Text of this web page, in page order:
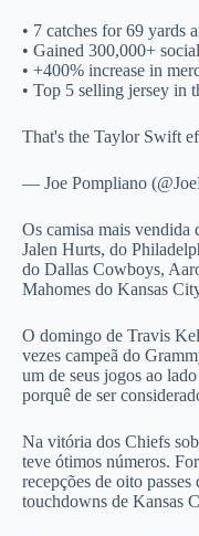
• 7 catches for 69 yards
• Gained 300,000+
• +400% increase in
• Top 5 selling jersey in
That's the Taylor Swift
— Joe Pompliano
Os camisa mais vendida
Jalen Hurts, do
do Dallas Cowboys,
Mahomes do Kansas
O domingo de Travis
vezes campeã do
um de seus jogos ao
porquê de ser
Na vitória dos Chiefs
teve ótimos números.
recepções de oito
touchdowns de Kansas